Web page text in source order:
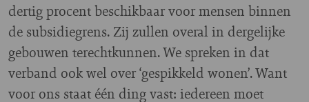
dertig procent beschikbaar voor mensen binnen
de subsidiegrens. Zij zullen overal in dergelijke
gebouwen terechtkunnen. We spreken in dat
verband ook wel over ‘gespikkeld wonen’. Want
voor ons staat één ding vast: iedereen moet